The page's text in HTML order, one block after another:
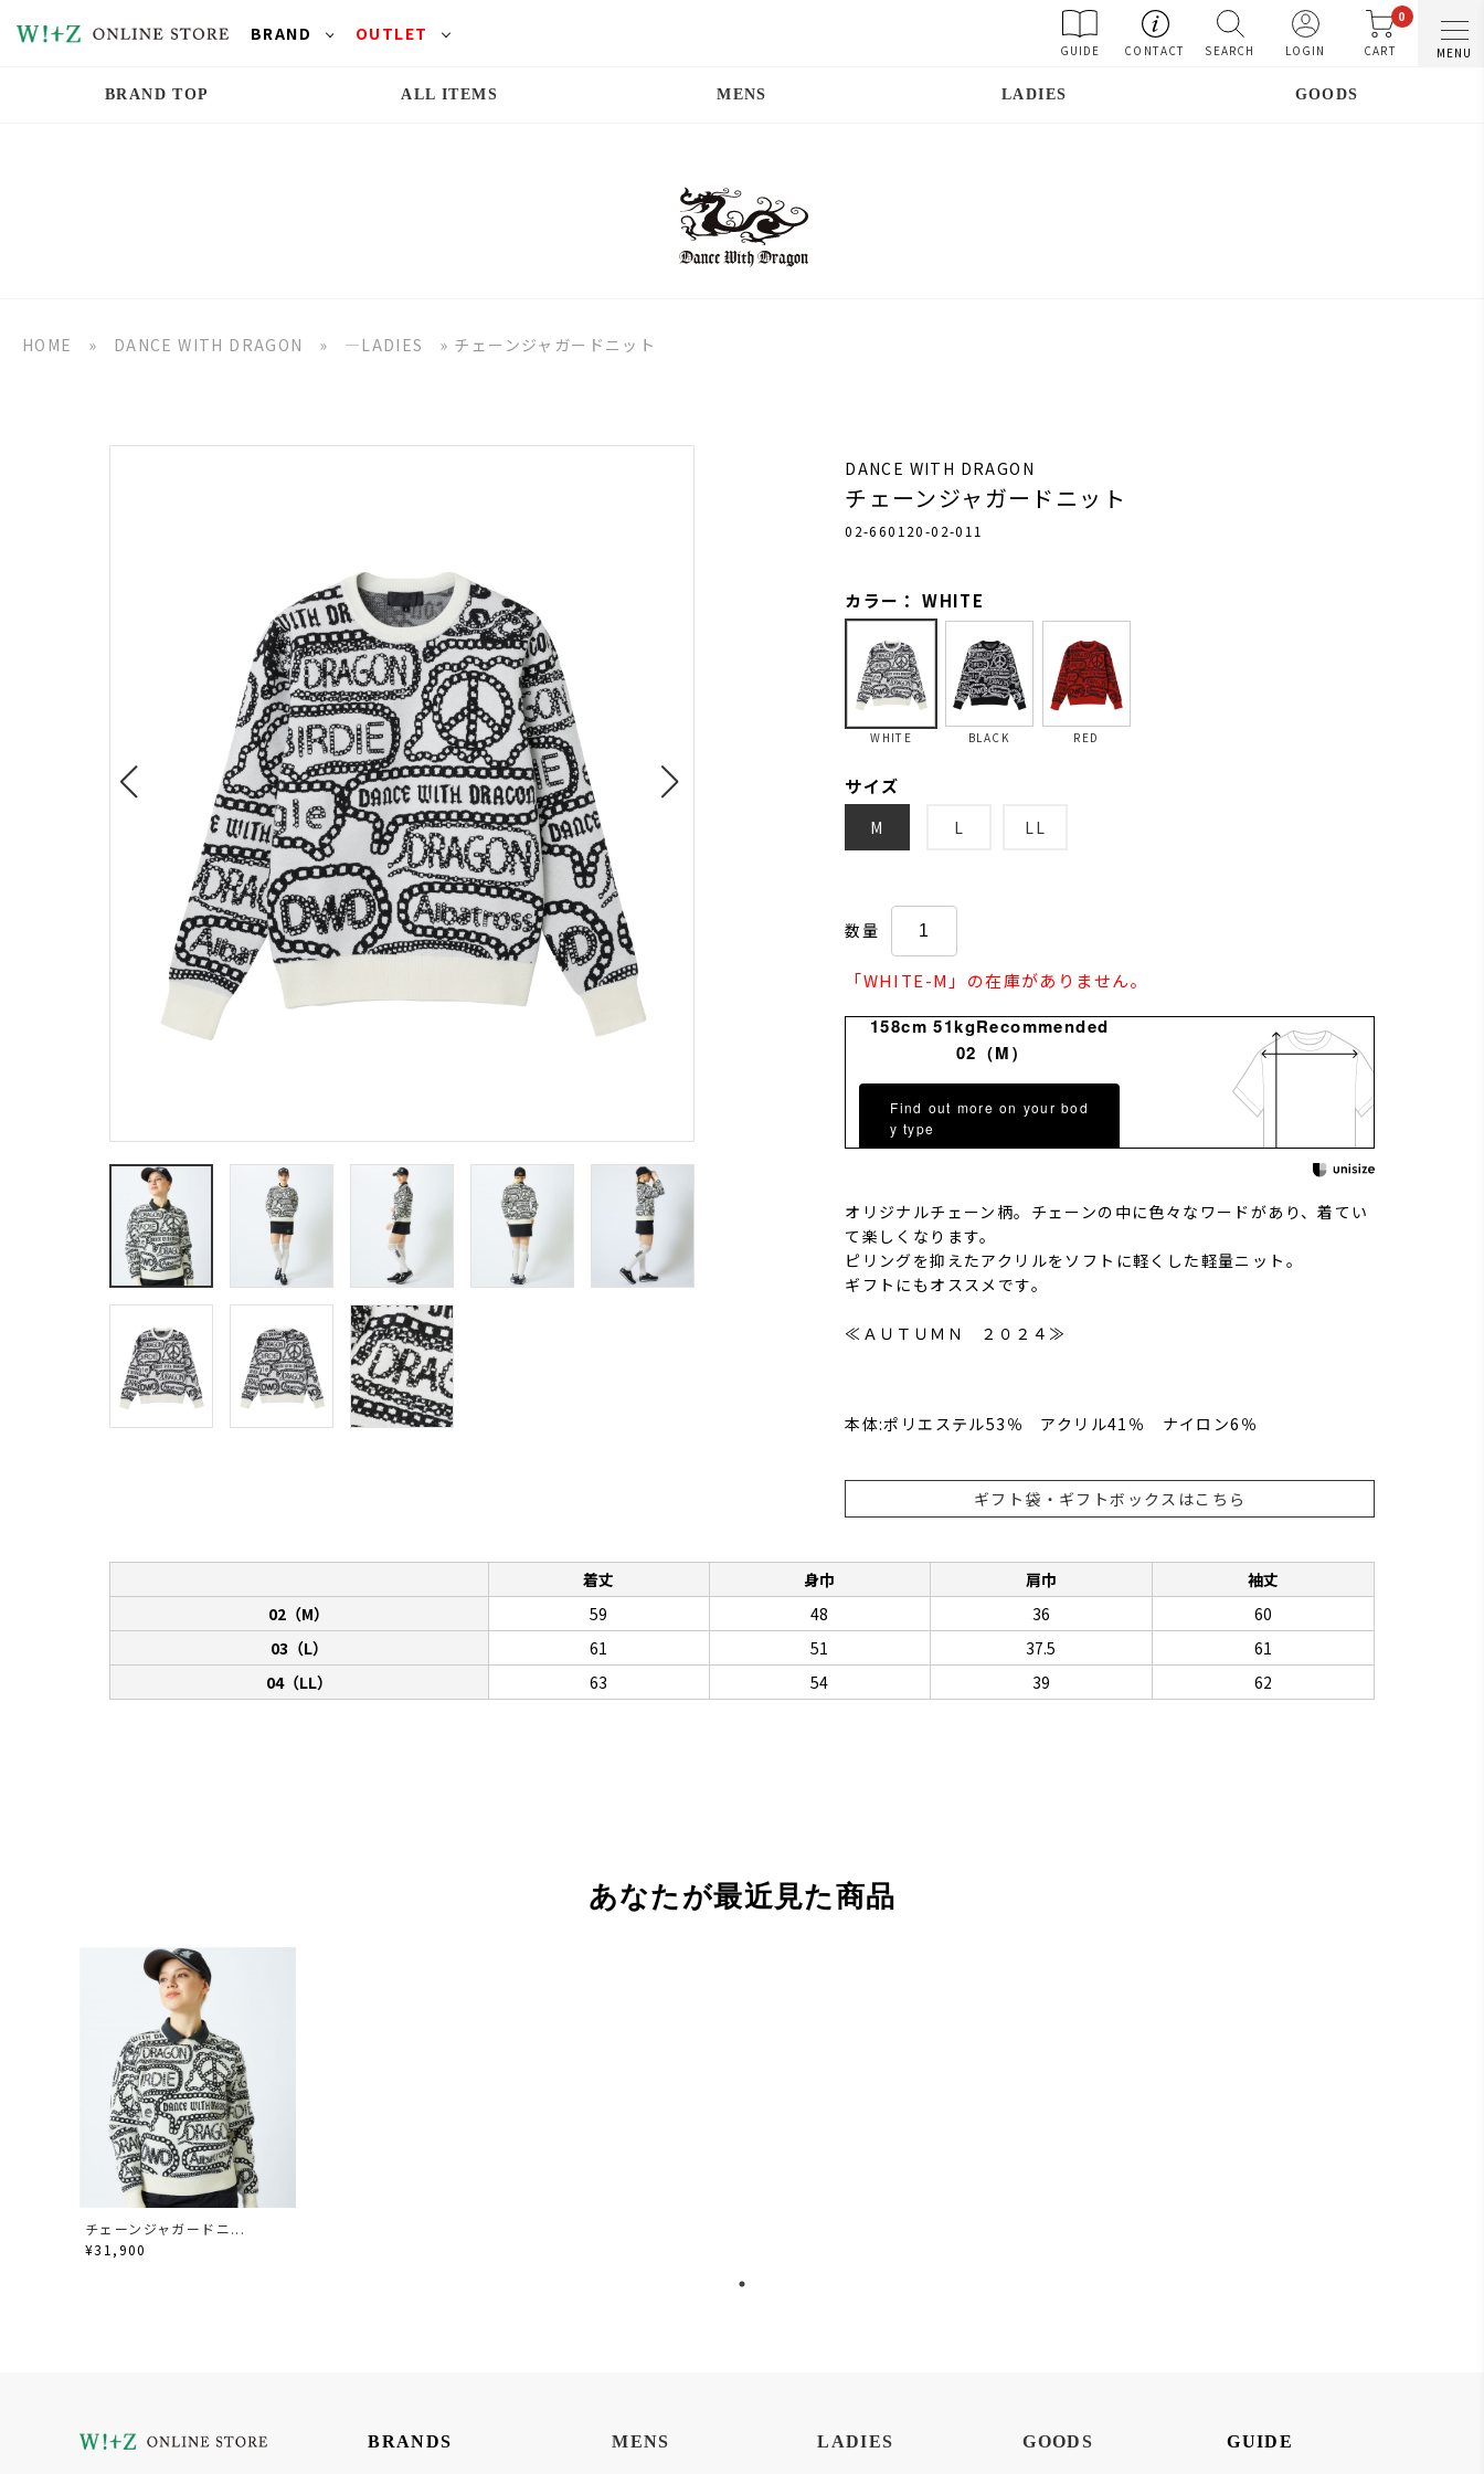
BRAND OUTLET
GUIDE CONTACT SEARCH LOGIN
0
CART MENU
BRAND TOP ALL ITEMS MENS LADIES GOODS
HOME » DANCE WITH DRAGON » ―LADIES » チェーンジャガードニット
DANCE WITH DRAGON
チェーンジャガードニット
02-660120-02-011
カラー： WHITE
WHITE BLACK RED
サイズ
M L LL
数量
「WHITE-M」の在庫がありません。
158cm 51kgRecommended
02（M）
Find out more on your bod
y type
オリジナルチェーン柄。チェーンの中に色々なワードがあり、着てい
て楽しくなります。
ピリングを抑えたアクリルをソフトに軽くした軽量ニット。
ギフトにもオススメです。
≪ＡＵＴＵＭＮ ２０２４≫
本体:ポリエステル53％ アクリル41％ ナイロン6％
ギフト袋・ギフトボックスはこちら
着丈 身巾 肩巾
袖丈
02（M）
59 48 36
60
03（L）
61 51 37.5
61
04（LL）
63 54 39 62
あなたが最近見た商品
チェーンジャガードニ...
¥31,900
BRANDS MENS LADIES GOODS GUIDE